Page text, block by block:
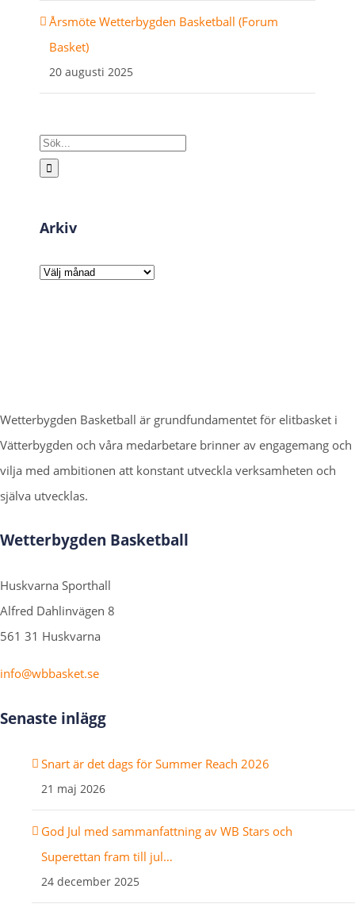
Årsmöte Wetterbygden Basketball (Forum
Basket)
20 augusti 2025
Sök
efter:
Arkiv
Arkiv
Wetterbygden Basketball är grundfundamentet för elitbasket i
Vätterbygden och våra medarbetare brinner av engagemang och
vilja med ambitionen att konstant utveckla verksamheten och
själva utvecklas.
Wetterbygden Basketball
Huskvarna Sporthall
Alfred Dahlinvägen 8
561 31 Huskvarna
info@wbbasket.se
Senaste inlägg
Snart är det dags för Summer Reach 2026
21 maj 2026
God Jul med sammanfattning av WB Stars och
Superettan fram till jul…
24 december 2025